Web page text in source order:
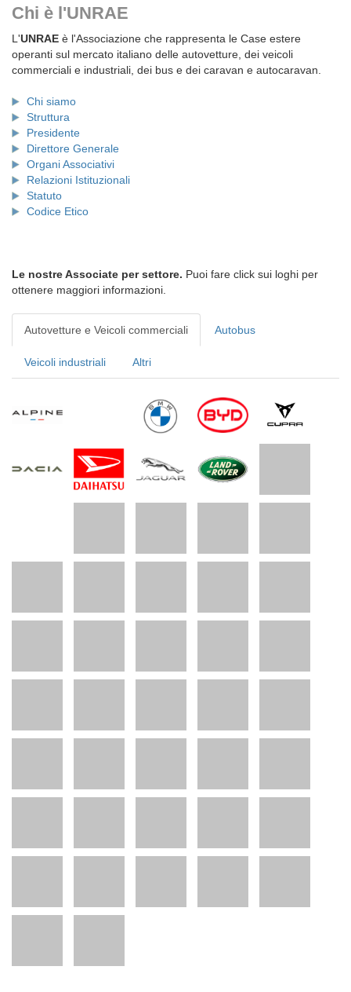
Chi è l'UNRAE
L'UNRAE è l'Associazione che rappresenta le Case estere
operanti sul mercato italiano delle autovetture, dei veicoli
commerciali e industriali, dei bus e dei caravan e autocaravan.
Chi siamo
Struttura
Presidente
Direttore Generale
Organi Associativi
Relazioni Istituzionali
Statuto
Codice Etico
Le nostre Associate per settore. Puoi fare click sui loghi per
ottenere maggiori informazioni.
Autovetture e Veicoli commerciali Autobus
Veicoli industriali Altri